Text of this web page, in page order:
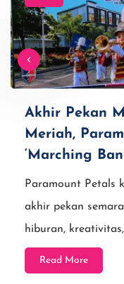
Akhir Pekan
Meriah, Paramount Petals Hadirkan
‘Marching
Paramount Petals
akhir pekan
hiburan,
Read More